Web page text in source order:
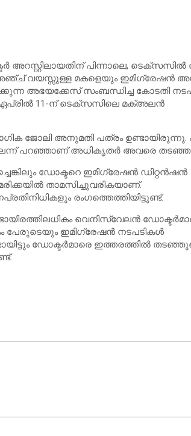
പിന്നാലെ,
വയസ്സുള്ള മകളെയും ഇമിഗ്രേഷൻ
അഭയക്കേസ് സംബന്ധിച്ച കോടതി
11-ന് ടെക്സസിലെ മക്അലൻ
ജോലി അനുമതി പത്രം
പറഞ്ഞാണ് അധികൃതർ അവരെ
ഡോക്ടറെ ഇമിഗ്രേഷൻ ഡിറ്റൻഷൻ
താമസിച്ചുവരികയാണ്.
രംഗത്തെത്തിയിട്ടുണ്ട്.
വെനിസ്വേലൻ
പേരുടെയും ഇമിഗ്രേഷൻ നടപടികൾ
ഡോക്ടർമാരെ ഇത്തരത്തിൽ